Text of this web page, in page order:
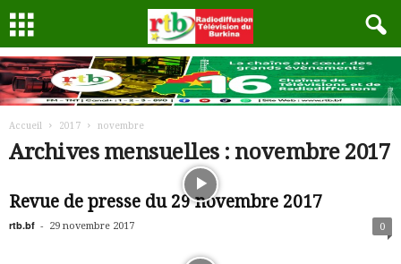
Accueil 2017 novembre
Archives mensuelles : novembre 2017
Revue de presse du 29 novembre 2017
rtb.bf - 29 novembre 2017 0